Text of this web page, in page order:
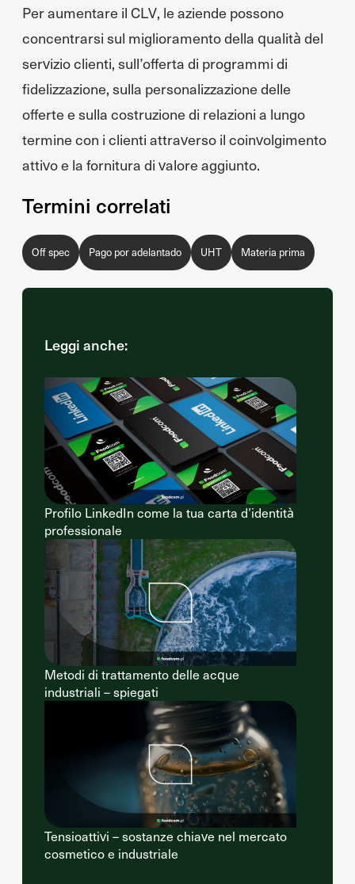
Per aumentare il CLV, le aziende possono
concentrarsi sul miglioramento della qualità del
servizio clienti, sull’offerta di programmi di
fidelizzazione, sulla personalizzazione delle
offerte e sulla costruzione di relazioni a lungo
termine con i clienti attraverso il coinvolgimento
attivo e la fornitura di valore aggiunto.
Termini correlati
Off spec Pago por adelantado UHT Materia prima
Leggi anche:
Profilo LinkedIn come la tua carta d’identità
professionale
Metodi di trattamento delle acque
industriali – spiegati
Tensioattivi – sostanze chiave nel mercato
cosmetico e industriale